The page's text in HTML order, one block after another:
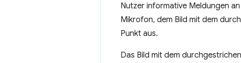
Nutzer informative Meldungen
Mikrofon, dem Bild mit dem
Punkt aus.
Das Bild mit dem